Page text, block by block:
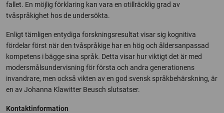
fallet. En möjlig förklaring kan vara en otillräcklig grad av
tvåspråkighet hos de undersökta.
Enligt tämligen entydiga forskningsresultat visar sig kognitiva
fördelar först när den tvåspråkige har en hög och åldersanpassad
kompetens i bägge sina språk. Detta visar hur viktigt det är med
modersmålsundervisning för första och andra generationens
invandrare, men också vikten av en god svensk språkbehärskning, är
en av Johanna Klawitter Beusch slutsatser.
Kontaktinformation